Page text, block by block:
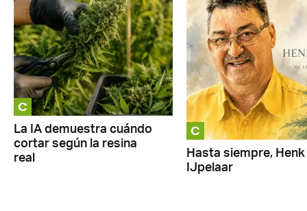
C
La IA demuestra cuándo
cortar según la resina
real
C
Hasta siempre, Henk
IJpelaar